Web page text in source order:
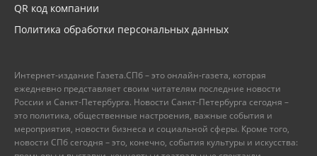
QR код компании
Политика обработки персональных данных
Интернет-издание Газета.СПб – это онлайн-газета, которая
ежедневно представляет своим читателям последние новости
России и Санкт-Петербурга. Новости Санкт-Петербурга сегодня –
это политика, общественные настроения, важные события и
мероприятия, новости бизнеса и социальной сферы. Кроме того,
новости СПб сегодня – это, конечно, события культуры и искусства: